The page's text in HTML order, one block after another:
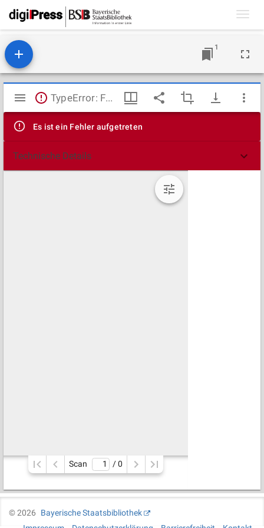
1
Mirador
Viewer
TypeError: Failed to fetch
Es ist ein Fehler aufgetreten
Technische Details
Scan / 0
©2026
Bayerische Staatsbibliothek